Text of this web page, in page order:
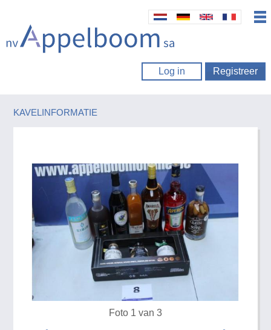
Log in Registreer
KAVELINFORMATIE
Foto 1 van 3